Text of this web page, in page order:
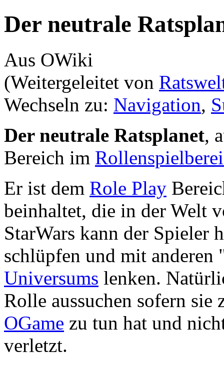
Der neutrale
Aus OWiki
(Weitergeleitet von
Wechseln zu: Navigation,
Der neutrale Ratsplanet,
Bereich im
Er ist dem Role Play
beinhaltet, die in der Welt
StarWars kann der Spieler
schlüpfen und mit anderen
Universums lenken.
Rolle aussuchen sofern
OGame zu tun hat und
verletzt.